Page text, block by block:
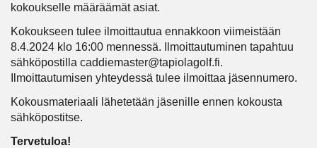
kokoukselle määräämät asiat.
Kokoukseen tulee ilmoittautua ennakkoon viimeistään
8.4.2024 klo 16:00 mennessä. Ilmoittautuminen tapahtuu
sähköpostilla caddiemaster@tapiolagolf.fi.
Ilmoittautumisen yhteydessä tulee ilmoittaa jäsennumero.
Kokousmateriaali lähetetään jäsenille ennen kokousta
sähköpostitse.
Tervetuloa!